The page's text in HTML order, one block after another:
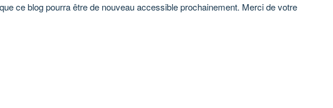
ce blog pourra être de nouveau accessible prochainement. Merci de votre